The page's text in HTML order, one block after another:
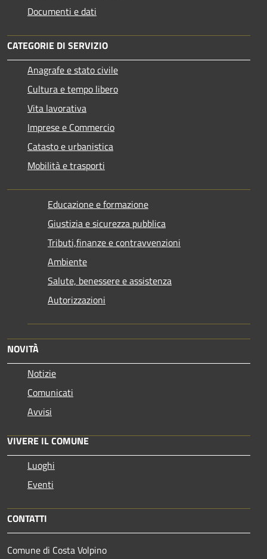
Documenti e dati
CATEGORIE DI SERVIZIO
Anagrafe e stato civile
Cultura e tempo libero
Vita lavorativa
Imprese e Commercio
Catasto e urbanistica
Mobilità e trasporti
Educazione e formazione
Giustizia e sicurezza pubblica
Tributi,finanze e contravvenzioni
Ambiente
Salute, benessere e assistenza
Autorizzazioni
NOVITÀ
Notizie
Comunicati
Avvisi
VIVERE IL COMUNE
Luoghi
Eventi
CONTATTI
Comune di Costa Volpino